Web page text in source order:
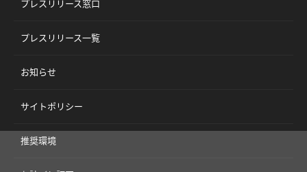
プレスリリース窓口
プレスリリース一覧
お知らせ
サイトポリシー
推奨環境